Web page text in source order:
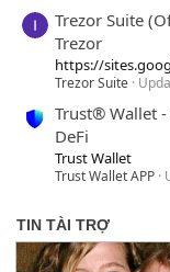
Trezor Suite
Trezor
https://
Trezor Suite
Trust® Wallet
DeFi
Trust Wallet
Trust Wallet APP